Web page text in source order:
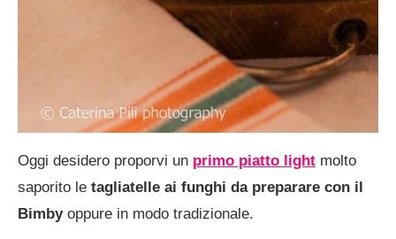
Oggi desidero proporvi un primo piatto light molto
saporito le tagliatelle ai funghi da preparare con il
Bimbyoppure in modo tradizionale.